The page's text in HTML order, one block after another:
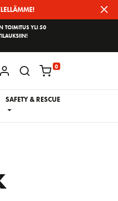
TOIMITUS YLI 50
KIRJAUDU / REKISTERÖIDY
0
SAFETY & RESCUE